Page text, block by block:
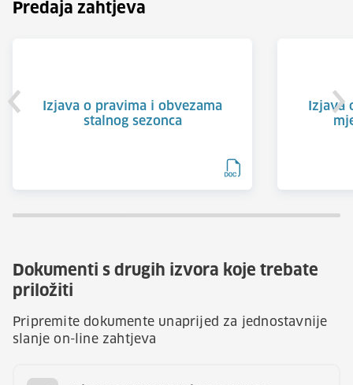
Predaja zahtjeva
Izjava o pravima i obvezama
stalnog sezonca
Izjava
Dokumenti s drugih izvora koje trebate
priložiti
Pripremite dokumente unaprijed za jednostavnije
slanje on-line zahtjeva